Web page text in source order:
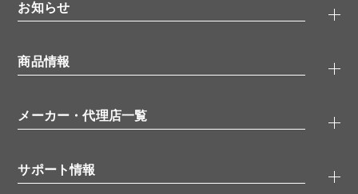
タンパク質検索
ELISA/ELISpot検索
品番検索
お知らせ
無料サンプル
ウェビナー （オンラインセミナー）
学会・展示スケジュール
商品情報
抗体
シグナル伝達
糖類／レクチン
メーカー・代理店一覧
代理店
サポート情報